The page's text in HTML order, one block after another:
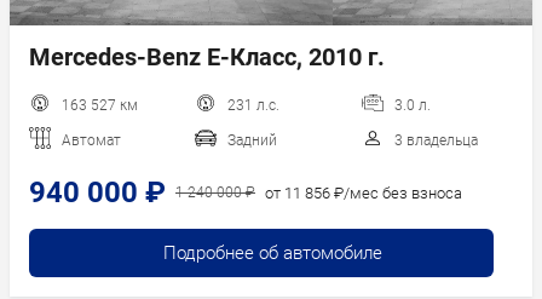
Mercedes-Benz E-Класс, 2010 г.
163 527 км 231 л.с. 3.0 л.
Автомат Задний 3 владельца
940 000 ₽ 1 240 000 ₽ от 11 856 ₽/мес без взноса
Подробнее об автомобиле